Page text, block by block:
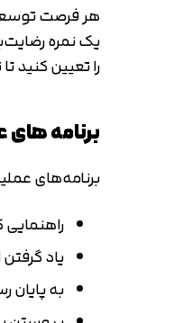
هر فرصت
یک نمره
را تعیین کنید
برنامه های
برنامه‌های
یاد
به